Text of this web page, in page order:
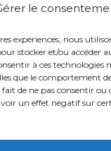
le
expériences, nous
stocker et/ou accéder
à ces technologies
que le comportement
fait de ne pas consentir ou
un effet négatif sur
stylés et pleins
compagnons à
quotidien